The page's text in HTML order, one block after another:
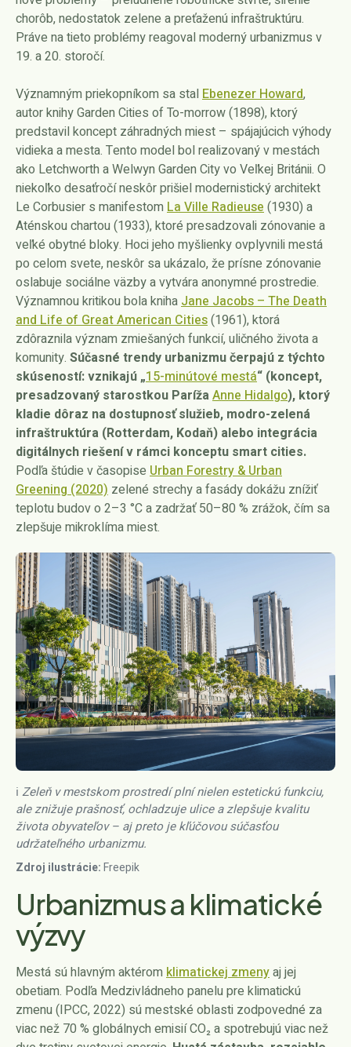
chorôb, nedostatok zelene a preťaženú infraštruktúru.
Práve na tieto problémy reagoval moderný urbanizmus v
19. a 20. storočí.
Významným priekopníkom sa stal Ebenezer Howard,
autor knihy Garden Cities of To-morrow (1898), ktorý
predstavil koncept záhradných miest – spájajúcich výhody
vidieka a mesta. Tento model bol realizovaný v mestách
ako Letchworth a Welwyn Garden City vo Veľkej Británii. O
niekoľko desaťročí neskôr prišiel modernistický architekt
Le Corbusier s manifestom La Ville Radieuse(1930) a
Aténskou chartou (1933), ktoré presadzovali zónovanie a
veľké obytné bloky. Hoci jeho myšlienky ovplyvnili mestá
po celom svete, neskôr sa ukázalo, že prísne zónovanie
oslabuje sociálne väzby a vytvára anonymné prostredie.
Významnou kritikou bola knihaJane Jacobs – The Death
and Life of Great American Cities(1961), ktorá
zdôraznila význam zmiešaných funkcií, uličného života a
komunity. Súčasné trendy urbanizmu čerpajú z týchto
skúseností: vznikajú „15-minútové mestá“ (koncept,
presadzovaný starostkou ParížaAnne Hidalgo), ktorý
kladie dôraz na dostupnosť služieb, modro-zelená
infraštruktúra (Rotterdam, Kodaň) alebo integrácia
digitálnych riešení v rámci konceptu smart cities.
Podľa štúdie v časopise Urban Forestry & Urban
Greening (2020) zelené strechy a fasády dokážu znížiť
teplotu budov o 2–3 °C a zadržať 50–80 % zrážok, čím sa
zlepšuje mikroklíma miest.
ℹ️ Zeleň v mestskom prostredí plní nielen estetickú funkciu,
ale znižuje prašnosť, ochladzuje ulice a zlepšuje kvalitu
života obyvateľov – aj preto je kľúčovou súčasťou
udržateľného urbanizmu.
Zdroj ilustrácie:Freepik
Urbanizmus a klimatické
výzvy
Mestá sú hlavným aktérom klimatickej zmenyaj jej
obetiam. Podľa Medzivládneho panelu pre klimatickú
zmenu (IPCC, 2022) sú mestské oblasti zodpovedné za
viac než 70 % globálnych emisií CO₂ a spotrebujú viac než